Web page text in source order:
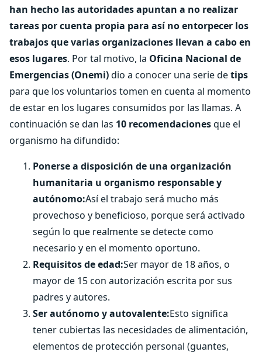
han hecho las autoridades apuntan a no realizar
tareas por cuenta propia para así no entorpecer los
trabajos que varias organizaciones llevan a cabo en
esos lugares. Por tal motivo, la Oficina Nacional de
Emergencias (Onemi)dio a conocer una serie detips
para que los voluntarios tomen en cuenta al momento
de estar en los lugares consumidos por las llamas. A
continuación se dan las 10 recomendacionesque el
organismo ha difundido:
Ponerse a disposición de una organización
humanitaria u organismo responsable y
autónomo:Así el trabajo será mucho más
provechoso y beneficioso, porque será activado
según lo que realmente se detecte como
necesario y en el momento oportuno.
Requisitos de edad:Ser mayor de 18 años, o
mayor de 15 con autorización escrita por sus
padres y autores.
Ser autónomo y autovalente:Esto significa
tener cubiertas las necesidades de alimentación,
elementos de protección personal (guantes,